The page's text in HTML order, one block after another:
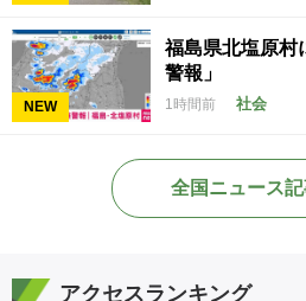
NEW
福島県北塩原村
警報」
1時間前 社会
全国ニュース
アクセスランキング